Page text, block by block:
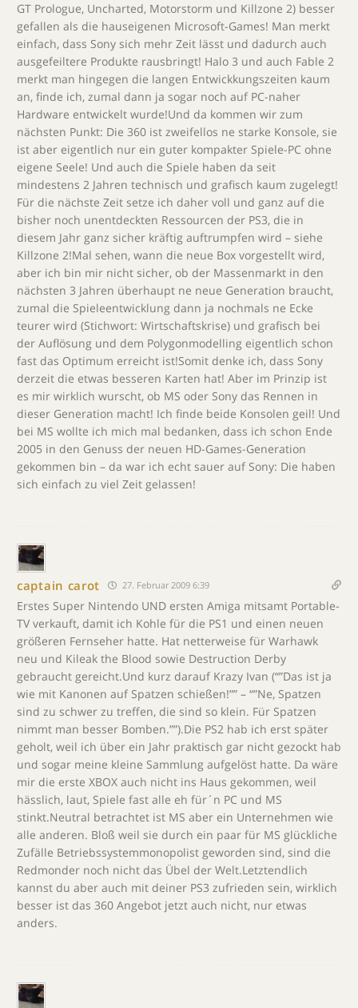
GT Prologue, Uncharted, Motorstorm und Killzone 2) besser
gefallen als die hauseigenen Microsoft-Games! Man merkt
einfach, dass Sony sich mehr Zeit lässt und dadurch auch
ausgefeiltere Produkte rausbringt! Halo 3 und auch Fable 2
merkt man hingegen die langen Entwickkungszeiten kaum
an, finde ich, zumal dann ja sogar noch auf PC-naher
Hardware entwickelt wurde!Und da kommen wir zum
nächsten Punkt: Die 360 ist zweifellos ne starke Konsole, sie
ist aber eigentlich nur ein guter kompakter Spiele-PC ohne
eigene Seele! Und auch die Spiele haben da seit
mindestens 2 Jahren technisch und grafisch kaum zugelegt!
Für die nächste Zeit setze ich daher voll und ganz auf die
bisher noch unentdeckten Ressourcen der PS3, die in
diesem Jahr ganz sicher kräftig auftrumpfen wird – siehe
Killzone 2!Mal sehen, wann die neue Box vorgestellt wird,
aber ich bin mir nicht sicher, ob der Massenmarkt in den
nächsten 3 Jahren überhaupt ne neue Generation braucht,
zumal die Spieleentwicklung dann ja nochmals ne Ecke
teurer wird (Stichwort: Wirtschaftskrise) und grafisch bei
der Auflösung und dem Polygonmodelling eigentlich schon
fast das Optimum erreicht ist!Somit denke ich, dass Sony
derzeit die etwas besseren Karten hat! Aber im Prinzip ist
es mir wirklich wurscht, ob MS oder Sony das Rennen in
dieser Generation macht! Ich finde beide Konsolen geil! Und
bei MS wollte ich mich mal bedanken, dass ich schon Ende
2005 in den Genuss der neuen HD-Games-Generation
gekommen bin – da war ich echt sauer auf Sony: Die haben
sich einfach zu viel Zeit gelassen!
captain carot 27. Februar 2009 6:39
Erstes Super Nintendo UND ersten Amiga mitsamt Portable-
TV verkauft, damit ich Kohle für die PS1 und einen neuen
größeren Fernseher hatte. Hat netterweise für Warhawk
neu und Kileak the Blood sowie Destruction Derby
gebraucht gereicht.Und kurz darauf Krazy Ivan (“”Das ist ja
wie mit Kanonen auf Spatzen schießen!”” – “”Ne, Spatzen
sind zu schwer zu treffen, die sind so klein. Für Spatzen
nimmt man besser Bomben.””).Die PS2 hab ich erst später
geholt, weil ich über ein Jahr praktisch gar nicht gezockt hab
und sogar meine kleine Sammlung aufgelöst hatte. Da wäre
mir die erste XBOX auch nicht ins Haus gekommen, weil
hässlich, laut, Spiele fast alle eh für´n PC und MS
stinkt.Neutral betrachtet ist MS aber ein Unternehmen wie
alle anderen. Bloß weil sie durch ein paar für MS glückliche
Zufälle Betriebssystemmonopolist geworden sind, sind die
Redmonder noch nicht das Übel der Welt.Letztendlich
kannst du aber auch mit deiner PS3 zufrieden sein, wirklich
besser ist das 360 Angebot jetzt auch nicht, nur etwas
anders.